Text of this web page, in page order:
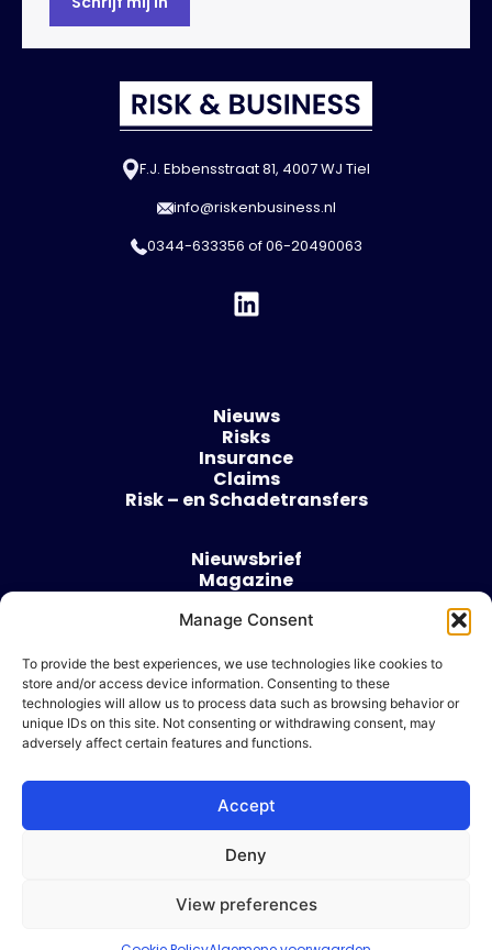
Manage Consent
To provide the best experiences, we use technologies like cookies to
store and/or access device information. Consenting to these
technologies will allow us to process data such as browsing behavior or
unique IDs on this site. Not consenting or withdrawing consent, may
adversely affect certain features and functions.
Accept
Deny
View preferences
F.J. Ebbensstraat 81, 4007 WJ Tiel
info@riskenbusiness.nl
0344-633356 of06-20490063
Nieuws
Risks
Insurance
Claims
Risk – en Schadetransfers
Nieuwsbrief
Magazine
Over
Algemene voorwaarden
Cookie beleid
Ik wil adverteren
© 2026 Risk & Business
| Design & Development door